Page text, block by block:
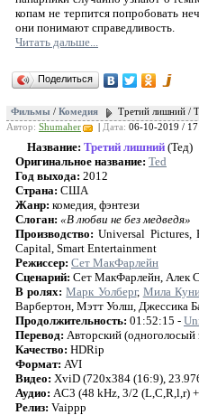
копам не терпится попробовать
они понимают справедливость.
Читать дальше...
Поделиться
Фильмы / Комедия
Третий лишний /
Автор: Shumaher Дата: 06-10-2019 /
Название: Третий лишний (Тед)
Оригинальное название: Ted
Год выхода: 2012
Страна: США
Жанр: комедия, фэнтези
Слоган: «В любви не без медведя»
Производство: Universal Pictures,
Capital, Smart Entertainment
Режиссер: Сет МакФарлейн
Сценарий: Сет МакФарлейн, Алек
В ролях: Марк Уолберг, Мила
Варбертон, Мэтт Уолш, Джессика
Продолжительность: 01:52:15 -
Перевод: Авторский
Качество: HDRip
Формат: AVI
Видео: XviD (720x384 (16:9),
Аудио: AC3 (48 kHz, 3/2 (L,C,R,l,r)
Релиз: Vaippp